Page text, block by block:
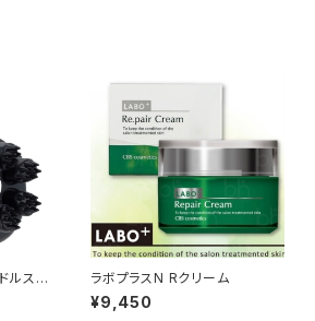
ラボプラスN Rクリーム
¥9,450